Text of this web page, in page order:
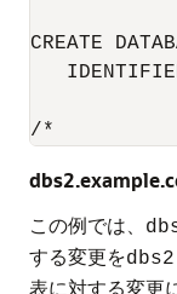
CREATE
/*
この例では、
する変更を
表に対する変更